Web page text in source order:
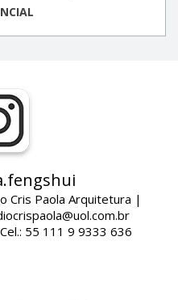
Cris Paola Arquitetura |
55 111 9 9333 636